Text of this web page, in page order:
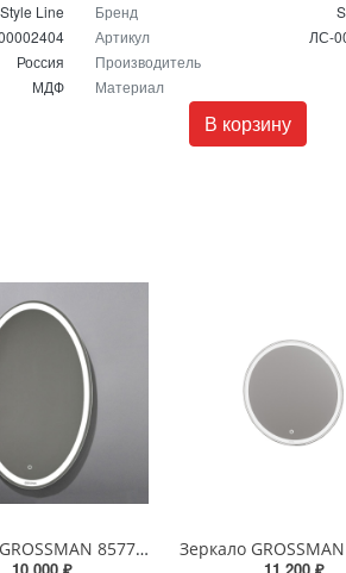
Style Line
Россия
МДФ
Бренд
Артикул
ЛС-
Производитель
Материал
В корзину
Зеркало GROSSMAN 857770 GALAXY 570*770 с сенсорным выключателем